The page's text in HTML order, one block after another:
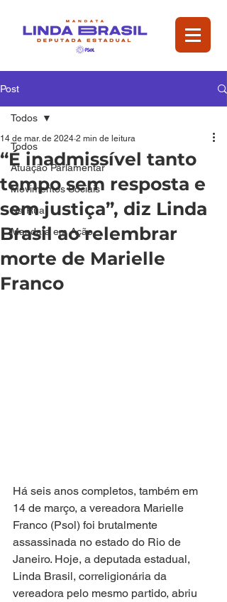
Post
Todos
Atuação Parlamentar
Movimentos Sociais
Na Rua
Mandata em Ação
Todos
“É inadmissível tanto
tempo sem resposta e
sem justiça”, diz Linda
Brasil ao relembrar
morte de Marielle
Franco
14 de mar. de 2024 2 min de leitura
Há seis anos completos, também em
14 de março, a vereadora Marielle
Franco (Psol) foi brutalmente
assassinada no estado do Rio de
Janeiro. Hoje, a deputada estadual,
Linda Brasil, correligionária da
vereadora pelo mesmo partido, abriu